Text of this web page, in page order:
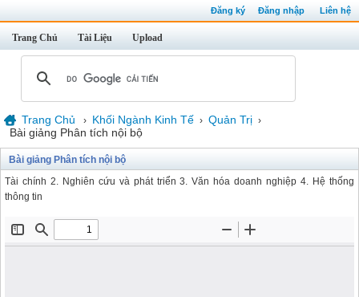
Đăng ký Đăng nhập Liên hệ
Trang Chủ Tài Liệu Upload
Trang Chủ › Khối Ngành Kinh Tế › Quản Trị ›
Bài giảng Phân tích nội bộ
Bài giảng Phân tích nội bộ
Tài chính 2. Nghiên cứu và phát triển 3. Văn hóa doanh nghiệp 4. Hệ thống
thông tin